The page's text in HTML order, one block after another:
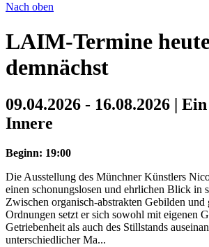
Nach oben
LAIM-Termine
demnächst
09.04.2026 - 16.08.2026 |
Innere
Beginn: 19:00
Die Ausstellung des Münchner Künstlers
einen schonungslosen und ehrlichen Blick in
Zwischen organisch-abstrakten Gebilden und
Ordnungen setzt er sich sowohl mit eigenen
Getriebenheit als auch des Stillstands
unterschiedlicher Ma...